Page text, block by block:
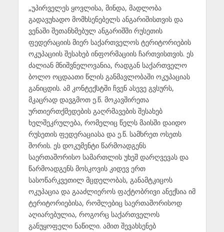
„უპირველეს ყოვლისა, მინდა, მადლობა
გადავუხადო მომხსენებელს ანგარიშისთვის და
ვენაში შეთანხმებულ ანგარიშში რუსეთის
ფედერაციის მიერ საქართველოს ტერიტორიების
ოკუპაციის შესახებ ინფორმაციის ჩართვისთვის. ეს
ძალიან მნიშვნელოვანია, რადგან საქართველო
ბოლო ოცდაათი წლის განმავლობაში ოკუპაციას
განიცდის. ამ კონტექსტში ჩვენ ასევე გვსურს,
მკაცრად დავგმოთ ე.წ. მოკავშირეთა
ურთიერთქმედების გაღრმავების შესახებ
ხელშეკრულება, რომელიც წელს მაისში დაიდო
რუსეთის ფედერაციასა და ე.წ. სამხრეთ ოსეთს
შორის. ეს დოკუმენტი წარმოადგენს
საერთაშორისო სამართლის უხეშ დარღვევას და
წარმოადგენს მოსკოვის კიდევ ერთ
სასოწარკვეთილ მცდელობას, განამტკიცოს
ოკუპაცია და გააძლიეროს ფაქტობრივი ანექსია იმ
ტერიტორიებისა, რომლებიც საერთაშორისოდ
აღიარებულია, როგორც საქართველოს
განუყოფელი ნაწილი. ამით შევახსენებ